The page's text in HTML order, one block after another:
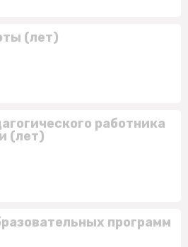
(лет)
работника
(лет)
программ